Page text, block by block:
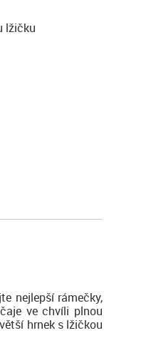
lžičku
nejlepší rámečky,
ve chvíli plnou
hrnek s lžičkou